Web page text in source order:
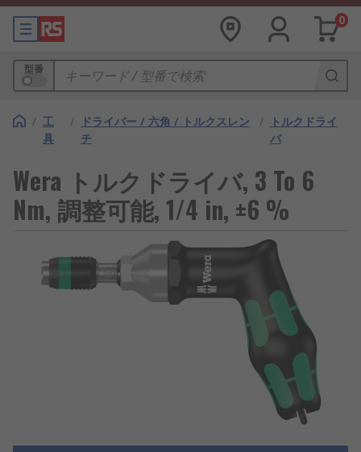
0
型番
/ 工
具
/
ドライバー / 六角 / トルクスレン
チ
/
トルクドライ
バ
Wera トルクドライバ, 3 To 6
Nm, 調整可能, 1/4 in, ±6 %